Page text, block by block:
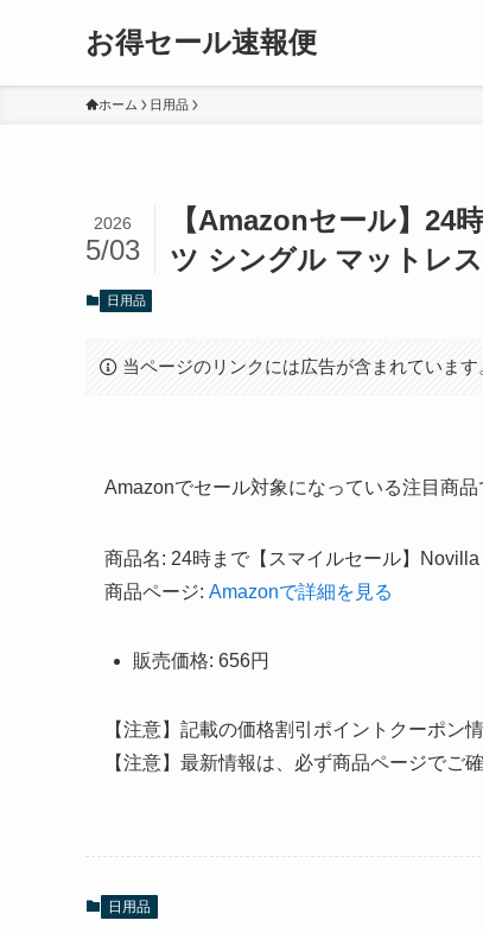
お得セール速報便
ホーム 日用品
【Amazonセール】24
ツ シングル マットレ
2026
5/03
日用品
当ページのリンクには広告が含まれています
Amazonでセール対象になっている注目商
商品名: 24時まで【スマイルセール】
商品ページ: Amazonで詳細を見る
販売価格: 656円
【注意】記載の価格割引ポイントクーポン
【注意】最新情報は、必ず商品ページでご
日用品